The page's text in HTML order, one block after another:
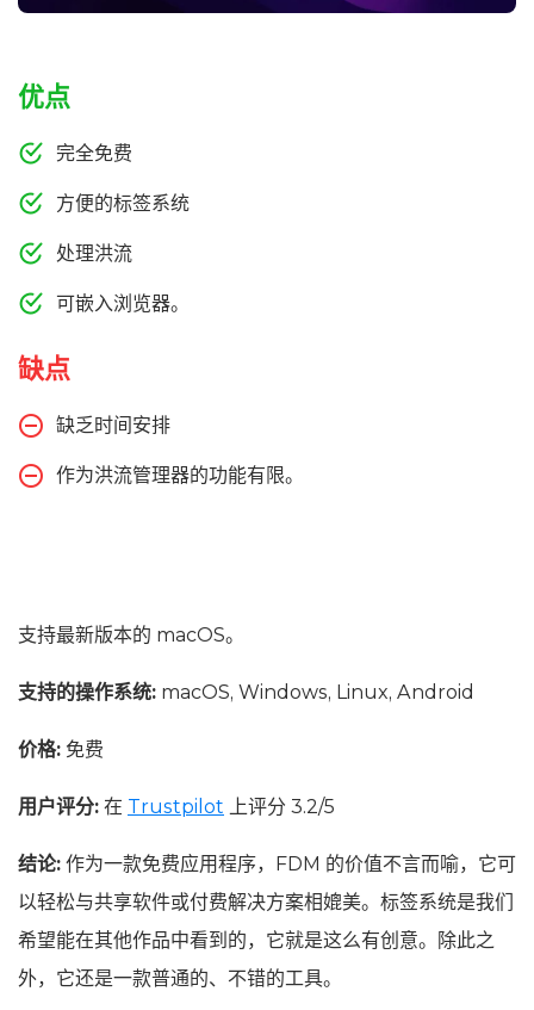
优点
完全免费
方便的标签系统
处理洪流
可嵌入浏览器。
缺点
缺乏时间安排
作为洪流管理器的功能有限。
支持最新版本的 macOS。
支持的操作系统: macOS, Windows, Linux, Android
价格: 免费
用户评分: 在 Trustpilot 上评分 3.2/5
结论: 作为一款免费应用程序，FDM 的价值不言而喻，它可
以轻松与共享软件或付费解决方案相媲美。标签系统是我们
希望能在其他作品中看到的，它就是这么有创意。除此之
外，它还是一款普通的、不错的工具。